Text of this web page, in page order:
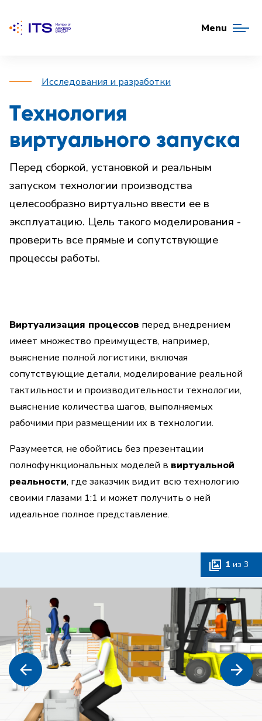
Menu
Исследования и разработки
Технология
виртуального запуска
Перед сборкой, установкой и реальным
запуском технологии производства
целесообразно виртуально ввести ее в
эксплуатацию. Цель такого моделирования -
проверить все прямые и сопутствующие
процессы работы.
Виртуализация процессов перед внедрением
имеет множество преимуществ, например,
выяснение полной логистики, включая
сопутствующие детали, моделирование реальной
тактильности и производительности технологии,
выяснение количества шагов, выполняемых
рабочими при размещении их в технологии.
Разумеется, не обойтись без презентации
полнофункциональных моделей в виртуальной
реальности, где заказчик видит всю технологию
своими глазами 1:1 и может получить о ней
идеальное полное представление.
1 из 3